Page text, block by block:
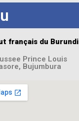
français du Burundi
Prince Louis
Bujumbura